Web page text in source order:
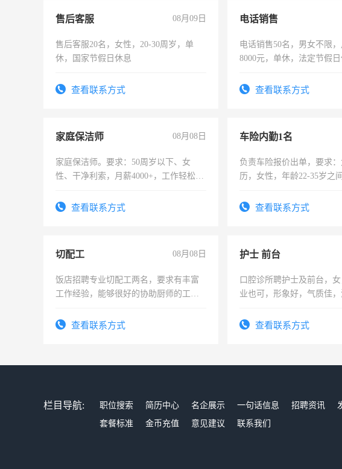
售后客服 08月09日
售后客服20名，女性，20-30周岁，单
休，国家节假日休息
查看联系方式
电话销售
电话销售50名，男女不限
8000元，单休，法定节假日
查看联系方式
家庭保洁师 08月08日
家庭保洁师。要求：50周岁以下、女
性、干净利索，月薪4000+，工作轻松，
太太等。查看联系方式
车险内勤1名
负责车险报价出单，要求
历，女性，年龄22-35岁之
试用期1-3个月，转正后交
查看联系方式
切配工 08月08日
饭店招聘专业切配工两名，要求有丰富
工作经验，能够很好的协助厨师的工
4500。查看联系方式
护士 前台
口腔诊所聘护士及前台，
业也可，形象好，气质佳
查看联系方式
栏目导航: 职位搜索 简历中心 名企展示 一句话信息 招聘资讯
套餐标准
金币充值 意见建议 联系我们